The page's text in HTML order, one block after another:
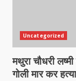
Uncategorized
मथुरा चौधरी
गोली मार कर